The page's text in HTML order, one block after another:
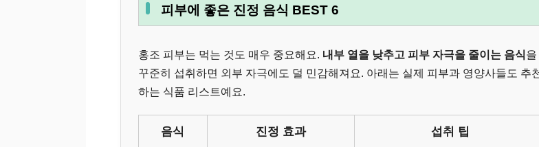
피부에 좋은 진정 음식 BEST 6
홍조 피부는 먹는 것도 매우 중요해요. 내부 열을 낮추고 피부 자극을 줄이는 음식을
꾸준히 섭취하면 외부 자극에도 덜 민감해져요. 아래는 실제 피부과 영양사들도 추
하는 식품 리스트예요.
음식 진정 효과 섭취 팁